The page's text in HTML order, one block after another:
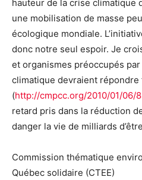
hauteur de la crise climatique
une mobilisation de masse
écologique mondiale.
donc notre seul espoir. Je
et organismes préoccupés
climatique devraient répondre
(http://cmpcc.org/2010/01/06/
retard pris dans la réduction
danger la vie de milliards
Commission thématique
Québec solidaire (CTEE)